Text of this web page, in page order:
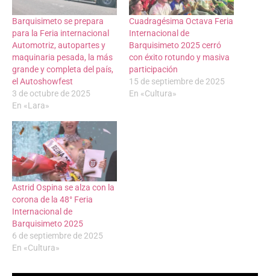
Barquisimeto se prepara
para la Feria internacional
Automotriz, autopartes y
maquinaria pesada, la más
grande y completa del país,
el Autoshowfest
3 de octubre de 2025
En «Lara»
Cuadragésima Octava Feria
Internacional de
Barquisimeto 2025 cerró
con éxito rotundo y masiva
participación
15 de septiembre de 2025
En «Cultura»
‎‎Astrid Ospina se alza con la
corona de la 48° Feria
Internacional de
Barquisimeto 2025‎
6 de septiembre de 2025
En «Cultura»